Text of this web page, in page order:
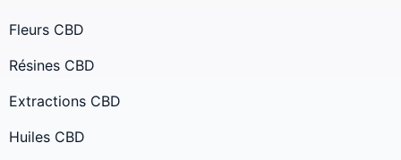
Fleurs CBD
Résines CBD
Extractions CBD
Huiles CBD